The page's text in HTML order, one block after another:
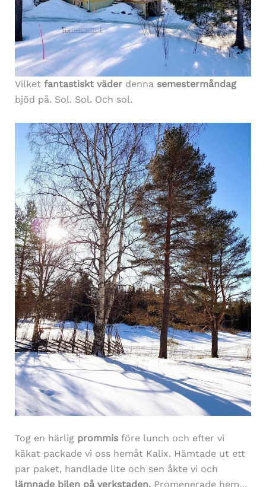
Vilket fantastiskt väderdenna semestermåndag
bjöd på. Sol. Sol. Och sol.
Tog en härlig prommisföre lunch och efter vi
käkat packade vi oss hemåt Kalix. Hämtade ut ett
par paket, handlade lite och sen åkte vi och
lämnade bilen på verkstaden.Promenerade hem…